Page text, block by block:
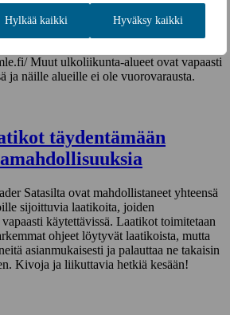
Hylkää kaikki Hyväksy kaikki
Muut ulkoliikunta-alueet ovat vapaasti
ja näille alueille ei ole vuorovarausta.
täydentämään
Satasilta ovat mahdollistaneet yhteensä
sijoittuvia laatikoita, joiden
käytettävissä. Laatikot toimitetaan
ohjeet löytyvät laatikoista, mutta
asianmukaisesti ja palauttaa ne takaisin
Kivoja ja liikuttavia hetkiä kesään!